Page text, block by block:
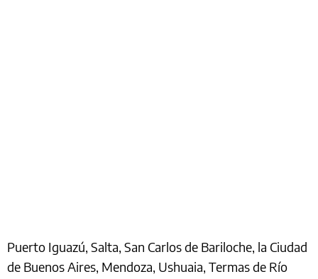
Puerto Iguazú, Salta, San Carlos de Bariloche, la Ciudad
de Buenos Aires, Mendoza, Ushuaia, Termas de Río